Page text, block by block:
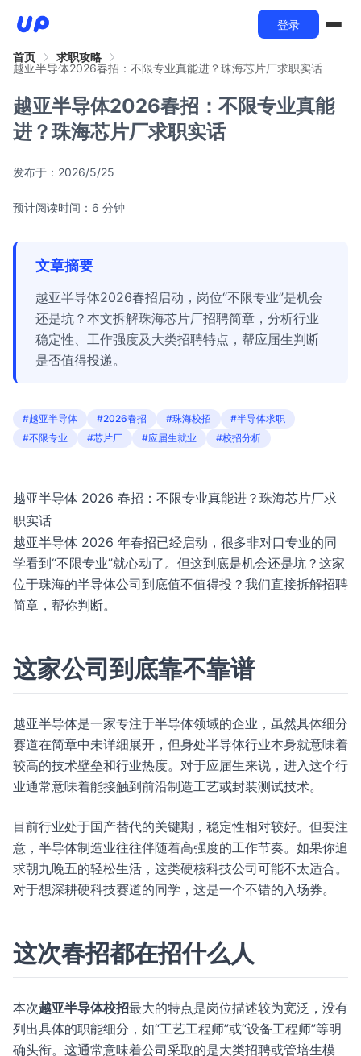
登录
首页
求职攻略
越亚半导体2026春招：不限专业真能进？珠海芯片厂求职实话
越亚半导体2026春招：不限专业真能
进？珠海芯片厂求职实话
发布于： 2026/5/25
预计阅读时间：6 分钟
文章摘要
越亚半导体2026春招启动，岗位“不限专业”是机会
还是坑？本文拆解珠海芯片厂招聘简章，分析行业
稳定性、工作强度及大类招聘特点，帮应届生判断
是否值得投递。
#越亚半导体 #2026春招 #珠海校招
#半导体求职
#不限专业
#芯片厂 #应届生就业 #校招分析
越亚半导体 2026 春招：不限专业真能进？珠海芯片厂求
职实话
越亚半导体 2026 年春招已经启动，很多非对口专业的同
学看到“不限专业”就心动了。但这到底是机会还是坑？这家
位于珠海的半导体公司到底值不值得投？我们直接拆解招聘
简章，帮你判断。
这家公司到底靠不靠谱
越亚半导体是一家专注于半导体领域的企业，虽然具体细分
赛道在简章中未详细展开，但身处半导体行业本身就意味着
较高的技术壁垒和行业热度。对于应届生来说，进入这个行
业通常意味着能接触到前沿制造工艺或封装测试技术。
目前行业处于国产替代的关键期，稳定性相对较好。但要注
意，半导体制造业往往伴随着高强度的工作节奏。如果你追
求朝九晚五的轻松生活，这类硬核科技公司可能不太适合。
对于想深耕硬科技赛道的同学，这是一个不错的入场券。
这次春招都在招什么人
本次越亚半导体校招最大的特点是岗位描述较为宽泛，没有
列出具体的职能细分，如“工艺工程师”或“设备工程师”等明
确头衔。这通常意味着公司采取的是大类招聘或管培生模